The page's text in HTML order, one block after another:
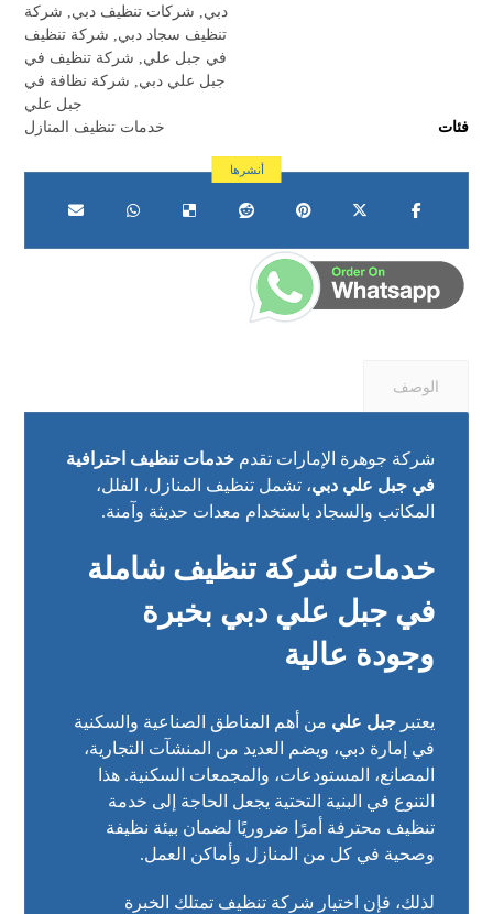
دبي
شركات تنظيف دبي
شركة
تنظيف سجاد دبي
شركة تنظيف
في جبل علي
شركة تنظيف في
جبل علي دبي
شركة نظافة في
جبل علي
فئات
خدمات تنظيف المنازل
الوصف
شركة جوهرة الإمارات تقدمخدمات تنظيف احترافية
في جبل علي دبي، تشمل تنظيف المنازل، الفلل،
المكاتب والسجاد باستخدام معدات حديثة وآمنة.
خدمات شركة تنظيف شاملة
في جبل علي دبي بخبرة
وجودة عالية
يعتبرجبل علي من أهم المناطق الصناعية والسكنية
في إمارة دبي، ويضم العديد من المنشآت التجارية،
المصانع، المستودعات، والمجمعات السكنية. هذا
التنوع في البنية التحتية يجعل الحاجة إلى خدمة
تنظيف محترفة أمرًا ضروريًا لضمان بيئة نظيفة
وصحية في كل من المنازل وأماكن العمل.
لذلك، فإن اختيار شركة تنظيف تمتلك الخبرة